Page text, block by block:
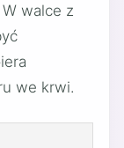
walce z
we krwi.